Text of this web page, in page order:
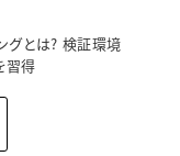
グとは? 検証環境
習得